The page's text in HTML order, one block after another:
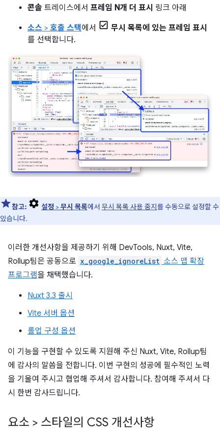
콘솔 트레이스에서 프레임 N개 더 표시 링크 아래
소스 > 호출 스택에서
무시 목록에 있는 프레임 표시
를 선택합니다.
참고: 설정 >무시 목록에서 무시 목록 사용 중지를 수동으로 설정할 수
있습니다.
이러한 개선사항을 제공하기 위해 DevTools, Nuxt, Vite,
Rollup팀은 공동으로 x_google_ignoreList 소스 맵 확장
프로그램을 채택했습니다.
Nuxt 3.3 출시
Vite 서버 옵션
롤업 구성 옵션
이 기능을 구현할 수 있도록 지원해 주신 Nuxt, Vite, Rollup팀
에 감사의 말씀을 전합니다. 이번 구현의 성공에 필수적인 노력
을 기울여 주시고 협업해 주셔서 감사합니다. 참여해 주셔서 다
시 한번 감사드립니다.
요소 > 스타일의 CSS 개선사항